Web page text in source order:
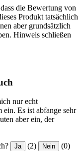
die Bewertung von
Produkt tatsächlich
aber grundsätzlich
Hinweis schließen
nur echt
ein. Es ist abfange sehr
aber ein, der
Ja (2) Nein (0)